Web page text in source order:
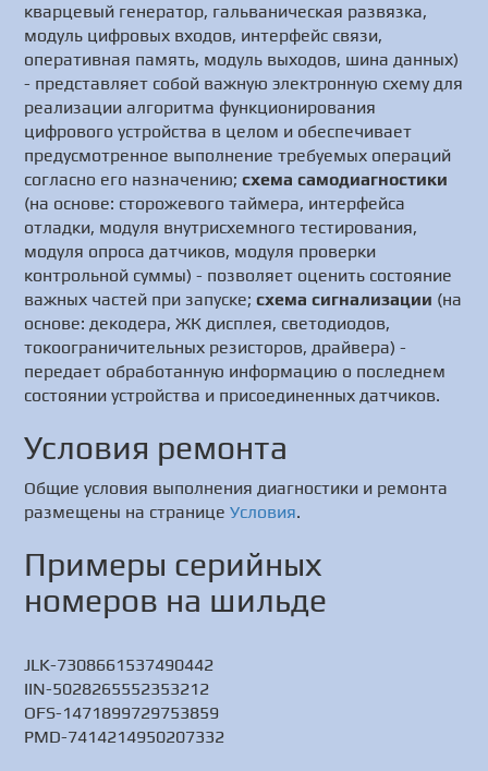
кварцевый генератор, гальваническая развязка,
модуль цифровых входов, интерфейс связи,
оперативная память, модуль выходов, шина данных)
- представляет собой важную электронную схему для
реализации алгоритма функционирования
цифрового устройства в целом и обеспечивает
предусмотренное выполнение требуемых операций
согласно его назначению;схема самодиагностики
(на основе: сторожевого таймера, интерфейса
отладки, модуля внутрисхемного тестирования,
модуля опроса датчиков, модуля проверки
контрольной суммы) - позволяет оценить состояние
важных частей при запуске;схема сигнализации (на
основе: декодера, ЖК дисплея, светодиодов,
токоограничительных резисторов, драйвера) -
передает обработанную информацию о последнем
состоянии устройства и присоединенных датчиков.
Условия ремонта
Общие условия выполнения диагностики и ремонта
размещены на страницеУсловия.
Примеры серийных
номеров на шильде
JLK-7308661537490442
IIN-5028265552353212
OFS-1471899729753859
PMD-7414214950207332